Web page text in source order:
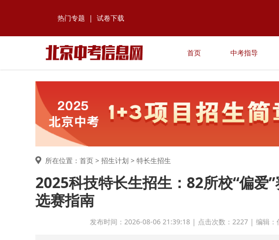
热门专题 | 试卷下载
首页 中考指导
所在位置：首页 > 招生计划 > 特长生招生
2025科技特长生招生：82所校“偏爱
选赛指南
发布时间：2026-08-06 21:39:18 | 点击次数：2227 | 编辑